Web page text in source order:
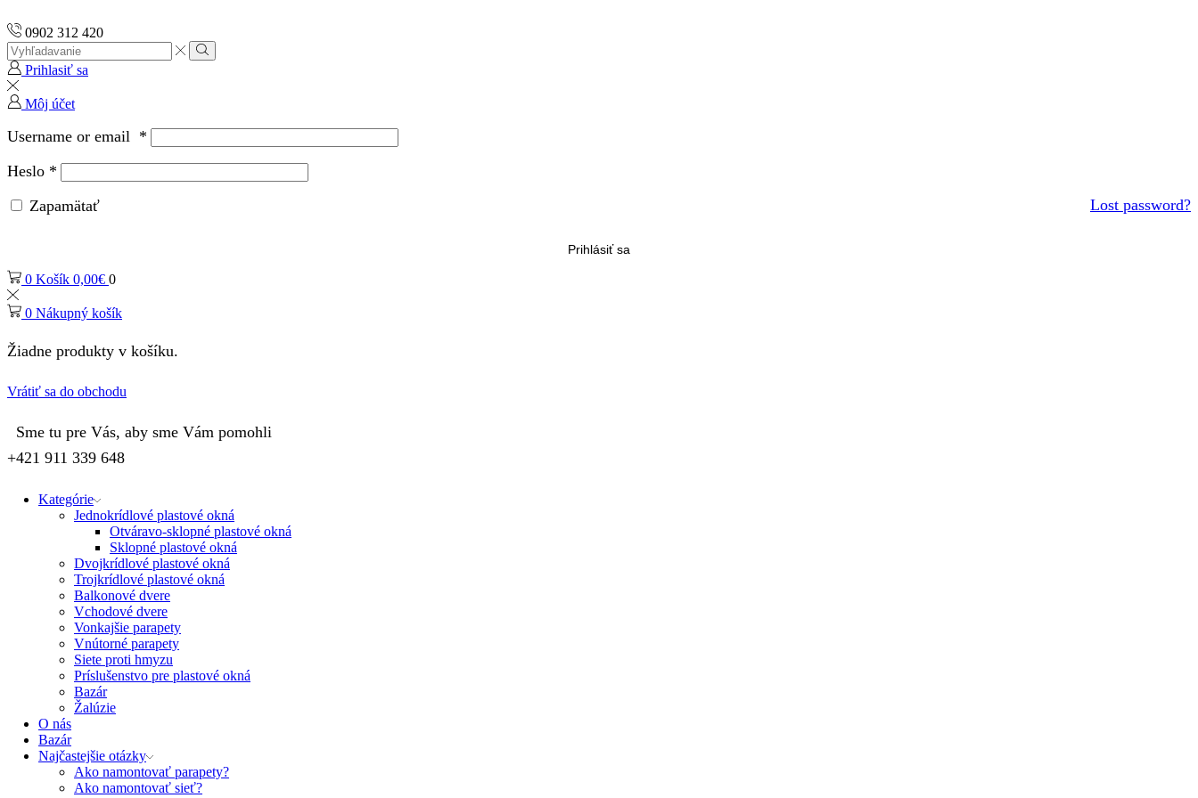
0902 312 420
Prihlasiť sa
Môj účet
Username or email *
Heslo *
Lost password?
Zapamätať
Prihlásiť sa
0 Košík 0,00€ 0
0 Nákupný košík
Žiadne produkty v košíku.
Vrátiť sa do obchodu
Sme tu pre Vás, aby sme Vám pomohli
+421 911 339 648
Kategórie
Jednokrídlové plastové okná
Otváravo-sklopné plastové okná
Sklopné plastové okná
Dvojkrídlové plastové okná
Trojkrídlové plastové okná
Balkonové dvere
Vchodové dvere
Vonkajšie parapety
Vnútorné parapety
Siete proti hmyzu
Príslušenstvo pre plastové okná
Bazár
Žalúzie
O nás
Bazár
Najčastejšie otázky
Ako namontovať parapety?
Ako namontovať sieť?